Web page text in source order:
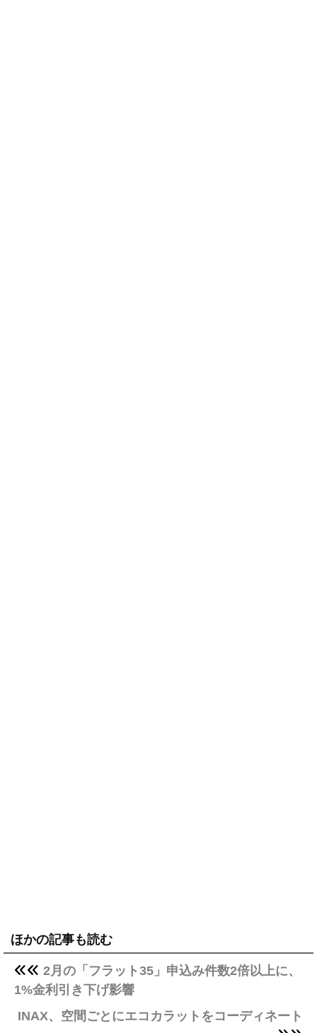
ほかの記事も読む
2月の「フラット35」申込み件数2倍以上に、
1%金利引き下げ影響
INAX、空間ごとにエコカラットをコーディネート